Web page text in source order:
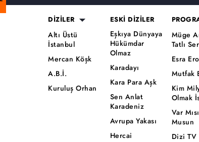
DİZİLER
Altı Üstü
İstanbul
Mercan Köşk
A.B.İ.
Kuruluş Orhan
ESKİ DİZİLER
Eşkıya Dünyaya
Hükümdar
Olmaz
Karadayı
Kara Para Aşk
Sen Anlat
Karadeniz
Avrupa Yakası
Hercai
Müge
Tatlı
Esra
Mutfak
Kim
Olmak
Var
Musun
Dizi TV